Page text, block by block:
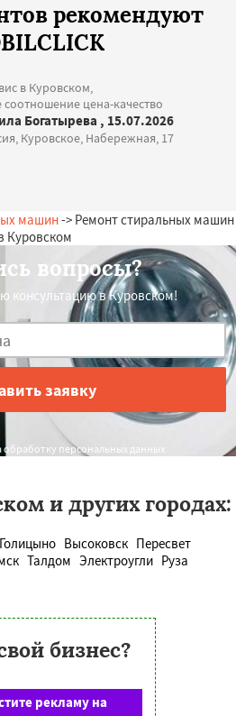
рекомендуют
в Куровском,
цена-качество
Богатырева , 15.07.2026
Куровское, Набережная, 17
машин-> Ремонт стиральных машин
Куровском
вопросы?
консультацию в Куровском!
обработку персональных данных
и других городах:
Голицыно Высоковск Пересвет
Талдом Электроугли Руза
бизнес?
рекламу на